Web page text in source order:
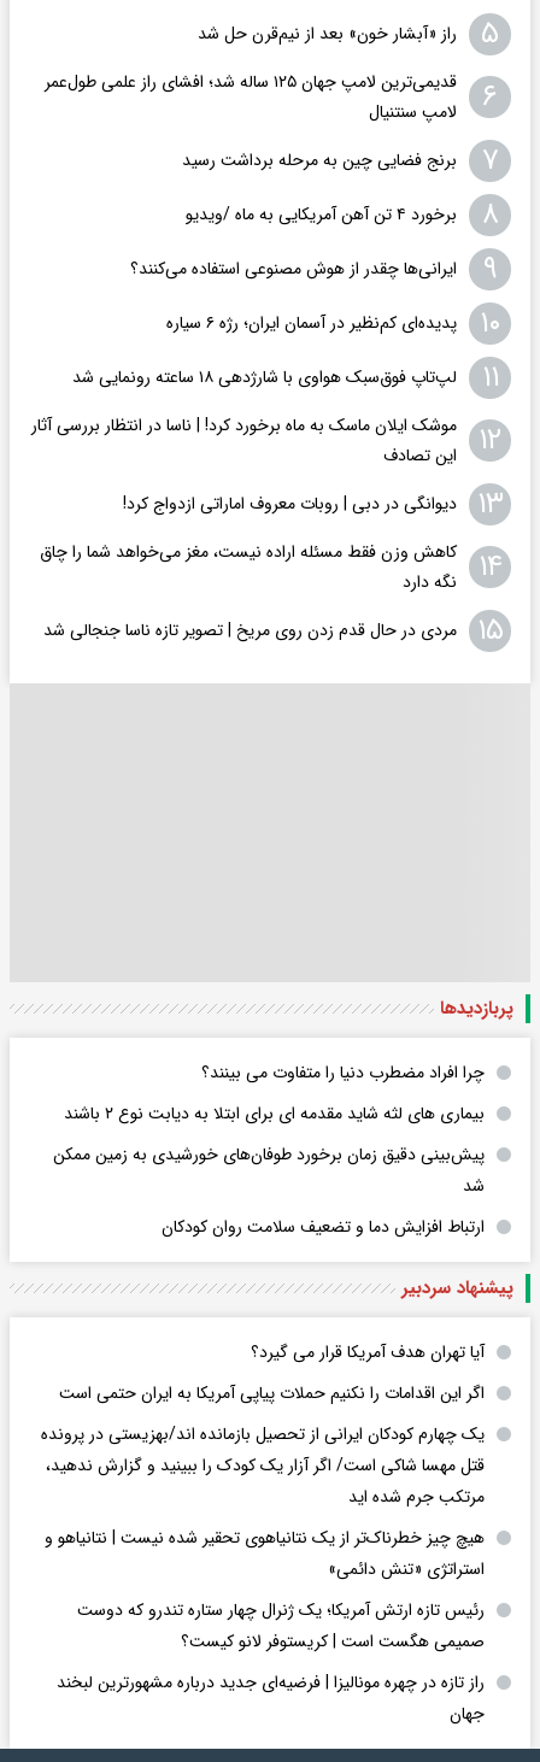
۵ راز «آبشار خون» بعد از نیم‌قرن حل شد
۶
قدیمی‌ترین لامپ جهان ۱۲۵ ساله شد؛ افشای راز علمی طول‌عمر
لامپ سنتنیال
۷ برنج فضایی چین به مرحله برداشت رسید
۸ برخورد ۴ تن آهن آمریکایی به ماه /ویدیو
۹ ایرانی‌ها چقدر از هوش مصنوعی استفاده می‌کنند؟
۱۰ پدیده‌ای کم‌نظیر در آسمان ایران؛ رژه ۶ سیاره
۱۱ لپ‌تاپ فوق‌سبک هواوی با شارژدهی ۱۸ ساعته رونمایی شد
۱۲
موشک ایلان ماسک به ماه برخورد کرد! | ناسا در انتظار بررسی آثار
این تصادف
۱۳ دیوانگی در دبی | روبات معروف اماراتی ازدواج کرد!
۱۴
کاهش وزن فقط مسئله اراده نیست، مغز می‌خواهد شما را چاق
نگه دارد
۱۵ مردی در حال قدم زدن روی مریخ | تصویر تازه ناسا جنجالی شد
پربازدید‌ها
چرا افراد مضطرب دنیا را متفاوت می بینند؟
بیماری های لثه شاید مقدمه ای برای ابتلا به دیابت نوع ۲ باشند
پیش‌بینی دقیق زمان برخورد طوفان‌های خورشیدی به زمین ممکن
شد
ارتباط افزایش دما و تضعیف سلامت روان کودکان
پیشنهاد سردبیر
آیا تهران هدف آمریکا قرار می گیرد؟
اگر این اقدامات را نکنیم حملات پیاپی آمریکا به ایران حتمی است
یک چهارم کودکان ایرانی از تحصیل بازمانده اند/بهزیستی در پرونده
قتل مهسا شاکی است/ اگر آزار یک کودک را ببینید و گزارش ندهید،
مرتکب جرم شده اید
هیچ چیز خطرناک‌تر از یک نتانیاهوی تحقیر شده نیست | نتانیاهو و
استراتژی «تنش دائمی»
رئیس تازه ارتش آمریکا؛ یک ژنرال چهار ستاره تندرو که دوست
صمیمی هگست است | کریستوفر لانو کیست؟
راز تازه در چهره مونالیزا | فرضیه‌ای جدید درباره مشهورترین لبخند
جهان